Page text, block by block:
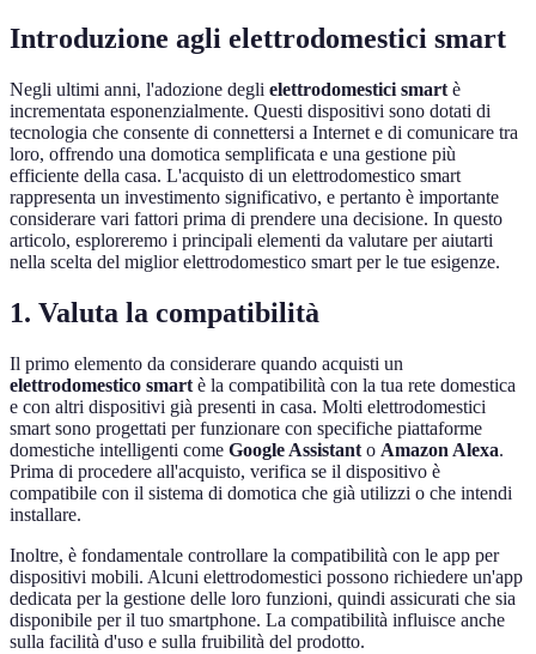
Introduzione agli elettrodomestici smart
Negli ultimi anni, l'adozione degli elettrodomestici smart è
incrementata esponenzialmente. Questi dispositivi sono dotati di
tecnologia che consente di connettersi a Internet e di comunicare tra
loro, offrendo una domotica semplificata e una gestione più
efficiente della casa. L'acquisto di un elettrodomestico smart
rappresenta un investimento significativo, e pertanto è importante
considerare vari fattori prima di prendere una decisione. In questo
articolo, esploreremo i principali elementi da valutare per aiutarti
nella scelta del miglior elettrodomestico smart per le tue esigenze.
1. Valuta la compatibilità
Il primo elemento da considerare quando acquisti un
elettrodomestico smart è la compatibilità con la tua rete domestica
e con altri dispositivi già presenti in casa. Molti elettrodomestici
smart sono progettati per funzionare con specifiche piattaforme
domestiche intelligenti come Google Assistant o Amazon Alexa.
Prima di procedere all'acquisto, verifica se il dispositivo è
compatibile con il sistema di domotica che già utilizzi o che intendi
installare.
Inoltre, è fondamentale controllare la compatibilità con le app per
dispositivi mobili. Alcuni elettrodomestici possono richiedere un'app
dedicata per la gestione delle loro funzioni, quindi assicurati che sia
disponibile per il tuo smartphone. La compatibilità influisce anche
sulla facilità d'uso e sulla fruibilità del prodotto.